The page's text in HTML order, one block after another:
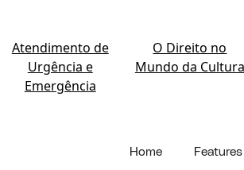
Atendimento de
Urgência e
Emergência
O Direito no
Mundo da Cultura
Home Features